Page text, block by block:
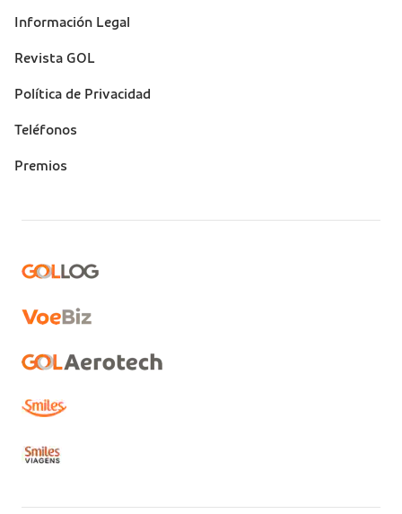
Información Legal
Revista GOL
Política de Privacidad
Teléfonos
Premios